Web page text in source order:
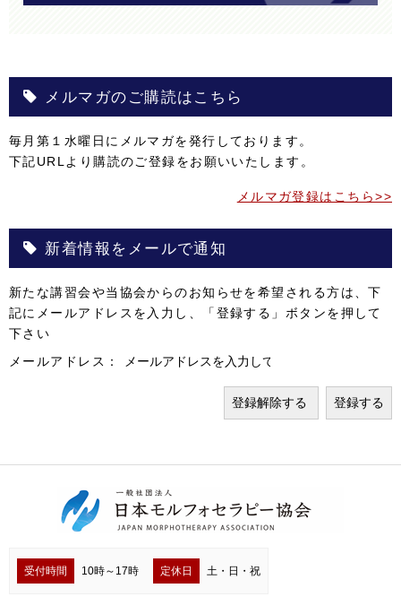
メルマガのご購読はこちら
毎月第１水曜日にメルマガを発行しております。
下記URLより購読のご登録をお願いいたします。
メルマガ登録はこちら>>
新着情報をメールで通知
新たな講習会や当協会からのお知らせを希望される方は、下
記にメールアドレスを入力し、「登録する」ボタンを押して
下さい
メールアドレス：
受付時間 10時～17時 定休日 土・日・祝